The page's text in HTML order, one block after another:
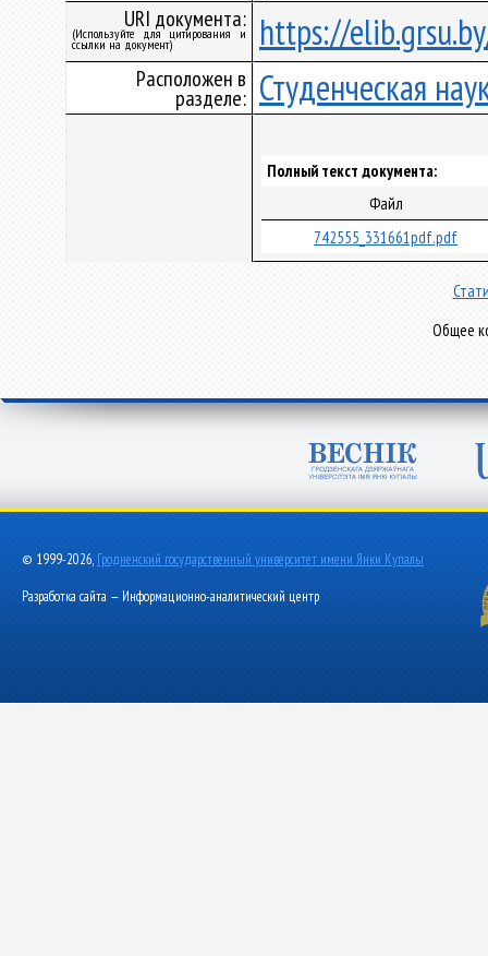
URI документа:
(Используйте для цитирования и
ссылки на документ) https://
Расположен в
разделе: Студенческая
Полный текст документа:
Файл
742555_331661pdf.pdf
Общее
© 1999-2026, Гродненский государственный университет имени Янки Купалы
Разработка сайта — Информационно-аналитический центр